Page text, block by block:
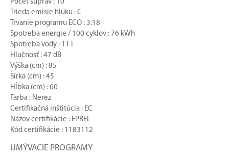
Počet súprav : 10
Trieda emisie hluku : C
Trvanie programu ECO : 3:18
Spotreba energie / 100 cyklov : 76 kWh
Spotreba vody : 11 l
Hlučnosť : 47 dB
Výška (cm) : 85
Šírka (cm) : 45
Hĺbka (cm) : 60
Farba : Nerez
Certifikačná inštitúcia : EC
Názov certifikácie : EPREL
Kód certifikácie : 1183112
UMÝVACIE PROGRAMY